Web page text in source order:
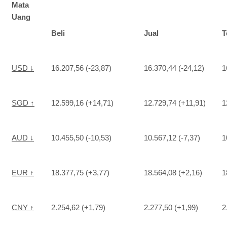
Mata
Uang
Beli Jual
USD ↓ 16.207,56 (-23,87) 16.370,44 (-24,12)
SGD ↑ 12.599,16 (+14,71) 12.729,74 (+11,91)
AUD ↓ 10.455,50 (-10,53) 10.567,12 (-7,37)
EUR ↑ 18.377,75 (+3,77) 18.564,08 (+2,16)
CNY ↑ 2.254,62 (+1,79) 2.277,50 (+1,99)